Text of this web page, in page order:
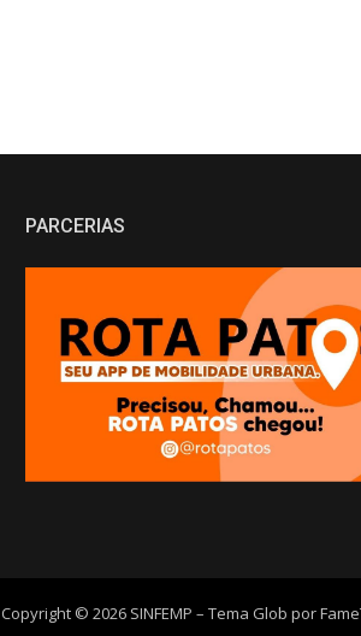
PARCERIAS
Copyright © 2026 SINFEMP – Tema Glob por